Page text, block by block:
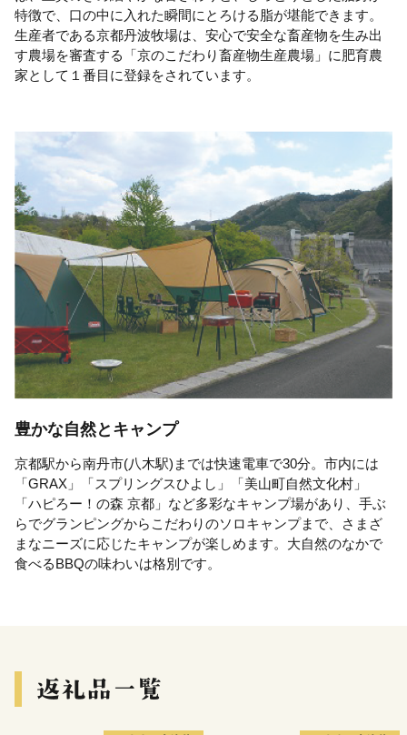
特徴で、口の中に入れた瞬間にとろける脂が堪能できます。
生産者である京都丹波牧場は、安心で安全な畜産物を生み出
す農場を審査する「京のこだわり畜産物生産農場」に肥育農
家として１番目に登録をされています。
豊かな自然とキャンプ
京都駅から南丹市(八木駅)までは快速電車で30分。市内には
「GRAX」「スプリングスひよし」「美山町自然文化村」
「ハピろー！の森 京都」など多彩なキャンプ場があり、手ぶ
らでグランピングからこだわりのソロキャンプまで、さまざ
まなニーズに応じたキャンプが楽しめます。大自然のなかで
食べるBBQの味わいは格別です。